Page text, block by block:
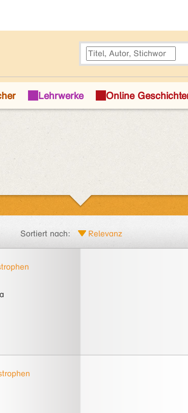
Sortiert nach: